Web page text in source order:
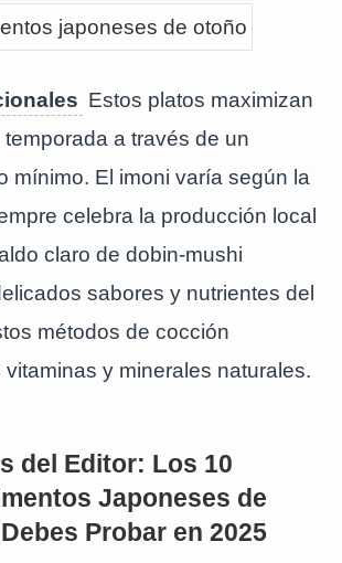
Estos platos maximizan
temporada a través de un
mínimo. El imoni varía según la
celebra la producción local
claro de dobin-mushi
sabores y nutrientes del
métodos de cocción
y minerales naturales.
del Editor: Los 10
Japoneses de
Probar en 2025